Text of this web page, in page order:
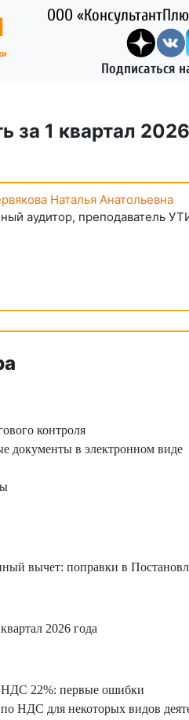
ООО
Подписаться
за 1 квартал
Наталья Анатольевна
аудитор, преподаватель
контроля
документы в электронном виде
вычет: поправки в
2026 года
22%: первые ошибки
НДС для некоторых видов